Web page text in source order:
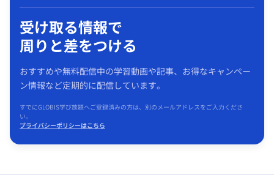
受け取る情報で
周りと差をつける
おすすめや無料配信中の学習動画や記事、お得なキャンペー
ン情報など定期的に配信しています。
すでにGLOBIS学び放題へご登録済みの方は、別のメールアドレスをご入力くださ
い。
プライバシーポリシーはこちら